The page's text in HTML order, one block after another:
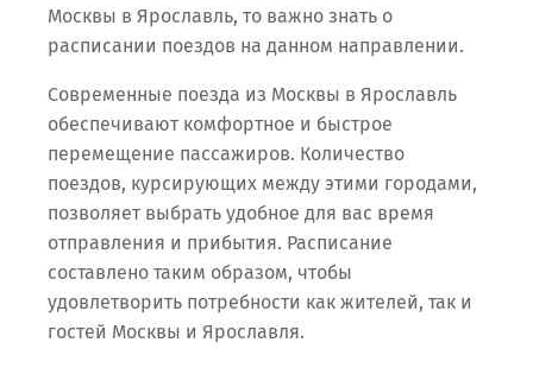
Москвы в Ярославль, то важно знать о
расписании поездов на данном направлении.
Современные поезда из Москвы в Ярославль
обеспечивают комфортное и быстрое
перемещение пассажиров. Количество
поездов, курсирующих между этими городами,
позволяет выбрать удобное для вас время
отправления и прибытия. Расписание
составлено таким образом, чтобы
удовлетворить потребности как жителей, так и
гостей Москвы и Ярославля.